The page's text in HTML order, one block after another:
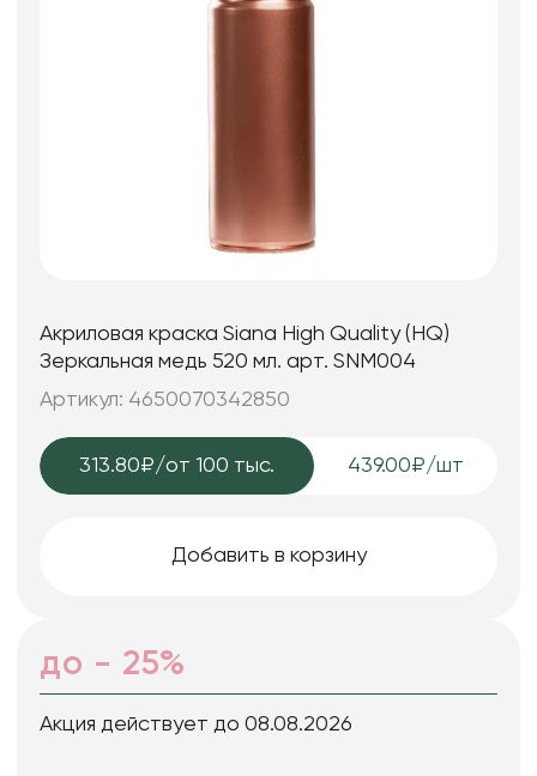
Акриловая краска Siana High Quality (HQ)
Зеркальная медь 520 мл. арт. SNM004
Артикул: 4650070342850
313.80₽/от 100 тыс. 439.00₽/шт
Добавить в корзину
до - 25%
Акция действует до 08.08.2026